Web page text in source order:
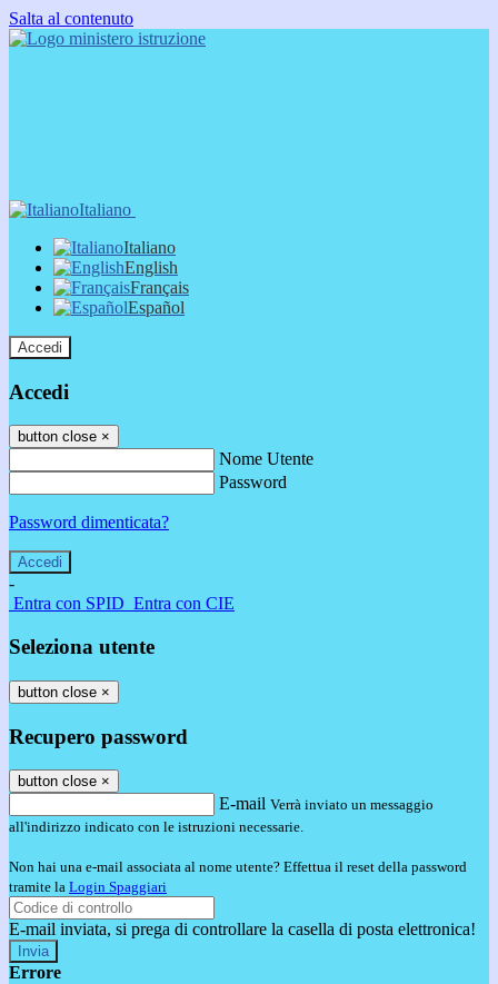
Salta al contenuto
Italiano
Italiano
English
Français
Español
Accedi
Accedi
button close ×
Nome Utente
Password
Password dimenticata?
-
Entra con SPID Entra con CIE
Seleziona utente
button close ×
Recupero password
button close ×
E-mail Verrà inviato un messaggio
all'indirizzo indicato con le istruzioni necessarie.
Non hai una e-mail associata al nome utente? Effettua il reset della password
tramite la Login Spaggiari
E-mail inviata, si prega di controllare la casella di posta elettronica!
Errore